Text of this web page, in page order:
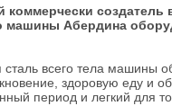
коммерчески создатель
машины Абердина
всего тела машины
здоровую еду и
период и легкий для